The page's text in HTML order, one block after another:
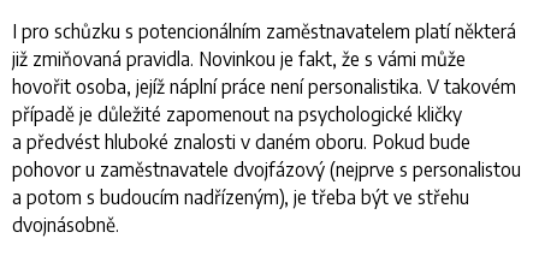
I pro schůzku s potencionálním zaměstnavatelem platí některá
již zmiňovaná pravidla. Novinkou je fakt, že s vámi může
hovořit osoba, jejíž náplní práce není personalistika. V takovém
případě je důležité zapomenout na psychologické kličky
a předvést hluboké znalosti v daném oboru. Pokud bude
pohovor u zaměstnavatele dvojfázový (nejprve s personalistou
a potom s budoucím nadřízeným), je třeba být ve střehu
dvojnásobně.